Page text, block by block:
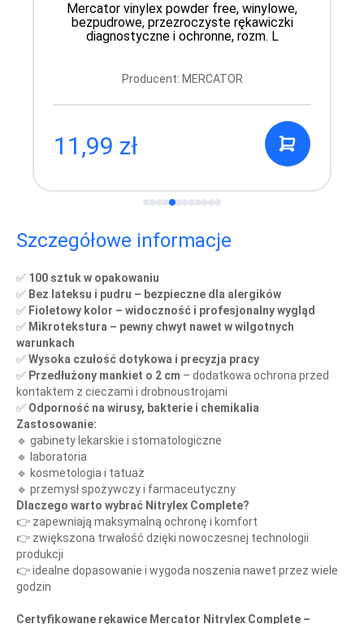
Mercator vinylex powder free, winylowe,
bezpudrowe, przezroczyste rękawiczki
diagnostyczne i ochronne, rozm. L
Producent: MERCATOR
11,99 zł
Szczegółowe informacje
✅ 100 sztuk w opakowaniu
✅ Bez lateksu i pudru – bezpieczne dla alergików
✅ Fioletowy kolor – widoczność i profesjonalny wygląd
✅ Mikrotekstura – pewny chwyt nawet w wilgotnych
warunkach
✅Wysoka czułość dotykowa i precyzja pracy
✅ Przedłużony mankiet o 2 cm – dodatkowa ochrona przed
kontaktem z cieczami i drobnoustrojami
✅ Odporność na wirusy, bakterie i chemikalia
Zastosowanie:
🔹 gabinety lekarskie i stomatologiczne
🔹 laboratoria
🔹 kosmetologia i tatuaż
🔹 przemysł spożywczy i farmaceutyczny
Dlaczego warto wybrać Nitrylex Complete?
👉 zapewniają maksymalną ochronę i komfort
👉 zwiększona trwałość dzięki nowoczesnej technologii
produkcji
👉 idealne dopasowanie i wygoda noszenia nawet przez wiele
godzin
Certyfikowane rękawice Mercator Nitrylex Complete –